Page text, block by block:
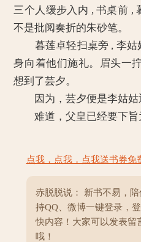
三个人缓步入内 , 书桌前 ,
不是批阅奏折的朱砂笔。
暮莲卓轻扫桌旁 , 李姑
身向着他们施礼。眉头一
想到了芸夕。
因为，芸夕便是李姑姑
难道，父皇已经要下旨
点我，点我，点我送书券免
赤脱脱说： 新书不易，
持QQ、微博一键登录，
快内容！大家可以发表留
哦！